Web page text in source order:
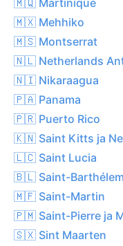
🇲🇽 Mehhiko
🇲🇸 Montserrat
🇳🇱 Netherlands
🇳🇮 Nikaraagua
🇵🇦 Panama
🇵🇷 Puerto Rico
🇰🇳 Saint Kitts ja
🇱🇨 Saint Lucia
🇧🇱 Saint-
🇲🇫 Saint-Martin
🇵🇲 Saint-Pierre ja
🇸🇽 Sint Maarten